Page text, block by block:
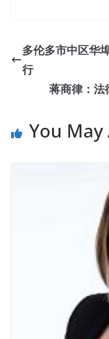
多伦多市中区华
行
蒋商律：法
You May